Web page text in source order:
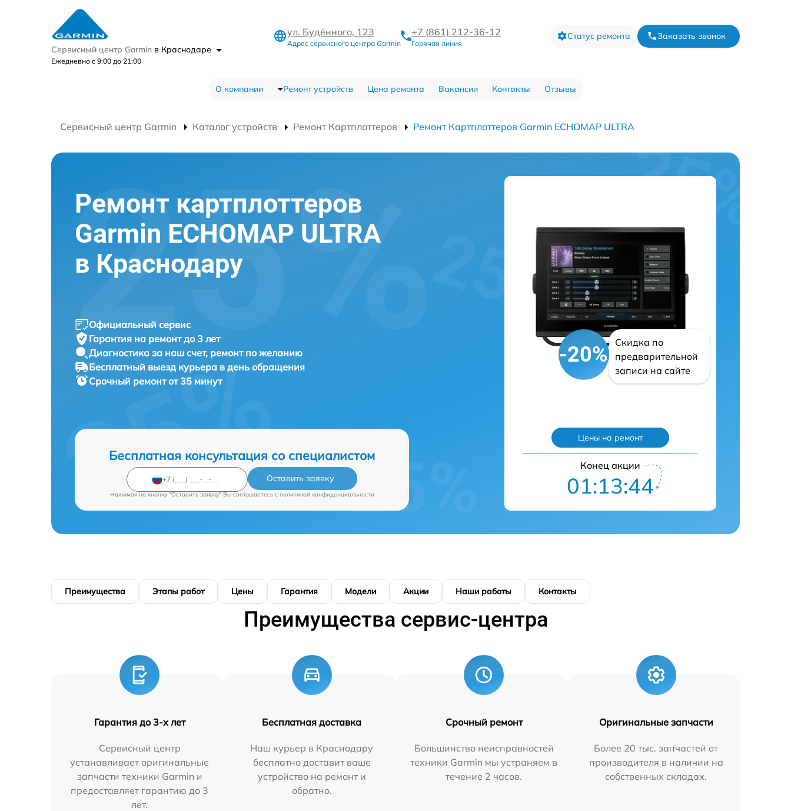
Сервисный центр Garmin в Краснодаре
Ежедневно с 9:00 до 21:00
ул. Будённого, 123
Адрес сервисного центра Garmin
+7 (861) 212-36-12
Горячая линия
Статус ремонта Заказать звонок
О компании Ремонт устройств Цена ремонта Вакансии Контакты Отзывы
Сервисный центр Garmin Каталог устройств Ремонт Картплоттеров Ремонт Картплоттеров Garmin ECHOMAP ULTRA
Ремонт картплоттеров
Garmin ECHOMAP ULTRA
в Краснодару
Официальный сервис
Гарантия на ремонт до 3 лет
Диагностика за наш счет, ремонт по желанию
Бесплатный выезд курьера в день обращения
Срочный ремонт от 35 минут
Бесплатная консультация со специалистом
Оставить заявку
Нажимая на кнопку "Оставить заявку" Вы соглашаетесь c политикой конфиденциальности
-20%
Скидка по
предварительной
записи на сайте
Цены на ремонт
Конец акции
01:13:43
Преимущества Этапы работ Цены Гарантия Модели Акции Наши работы Контакты
Преимущества сервис-центра
Гарантия до 3-х лет
Сервисный центр
устанавливает оригинальные
запчасти техники Garmin и
предоставляет гарантию до 3
лет.
Бесплатная доставка
Наш курьер в Краснодару
бесплатно доставит ваше
устройство на ремонт и
обратно.
Срочный ремонт
Большинство неисправностей
техники Garmin мы устраняем в
течение 2 часов.
Оригинальные запчасти
Более 20 тыс. запчастей от
производителя в наличии на
собственных складах.